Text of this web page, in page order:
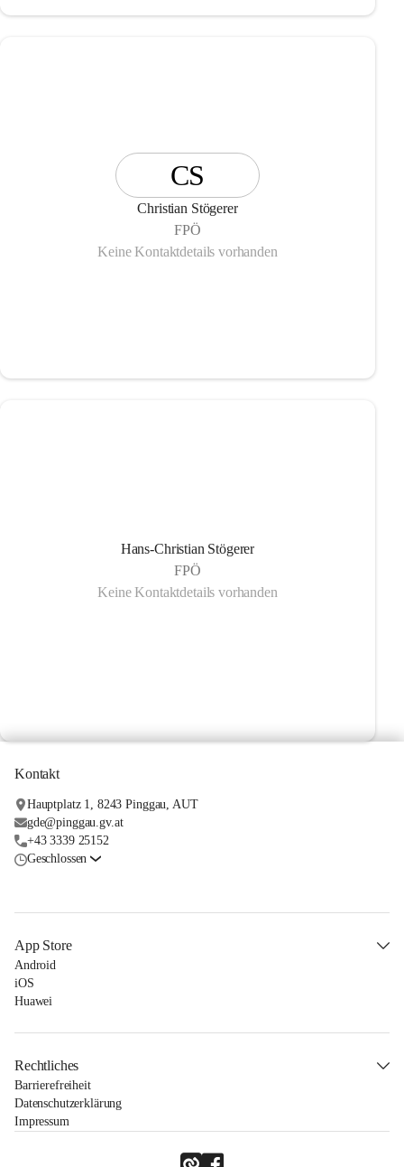
CS
Christian Stögerer
FPÖ
Keine Kontaktdetails vorhanden
Hans-Christian Stögerer
FPÖ
Keine Kontaktdetails vorhanden
Kontakt
Hauptplatz 1, 8243 Pinggau, AUT
gde@pinggau.gv.at
+43 3339 25152
Geschlossen
App Store
Android
iOS
Huawei
Rechtliches
Barrierefreiheit
Datenschutzerklärung
Impressum